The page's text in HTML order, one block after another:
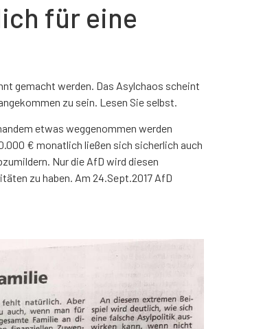
für eine
gemacht werden. Das Asylchaos scheint
zu sein. Lesen Sie selbst.
etwas weggenommen werden
€ monatlich ließen sich sicherlich auch
Nur die AfD wird diesen
zu haben. Am 24.Sept.2017 AfD